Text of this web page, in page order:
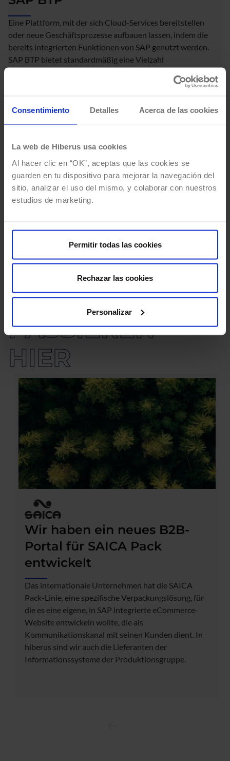
Consentimiento Detalles Acerca de las cookies
La web de Hiberus usa cookies
Al hacer clic en “OK”, aceptas que las cookies se
guarden en tu dispositivo para mejorar la navegación del
sitio, analizar el uso del mismo, y colaborar con nuestros
estudios de marketing.
Permitir todas las cookies
Personalizar
Rechazar las cookies
Eine Plattform, mit der sich Cloud-Services bereitstellen
oder neue Geschäftsprozesse aufbauen lassen, indem die
bereits integrierten Funktionen von SAP genutzt werden.
SAP BTP bietet standardmäßig eine Vielzahl
aller SAP-Tools, Audits, globale KI für das gesamte
Beeindruckende
Kundengeschichten
Den Erfolg führender internationaler Unternehmen
vorantreiben
#
DINGE
PASSIEREN
HIER
Wir haben ein neues B2B-
Portal für SAICA Pack
entwickelt
Das internationale Unternehmen hat die SAICA
Pack-Linie, eine spezifische Verpackungslösung, für
die es eine eigene, in SAP integrierte eCommerce-
Website entwickeln wollte, die als
Kommunikationskanal mit seinen Kunden dient. In
hiberus sind wir auch die Lieferanten der
Informationssysteme der Produktionsgruppe.